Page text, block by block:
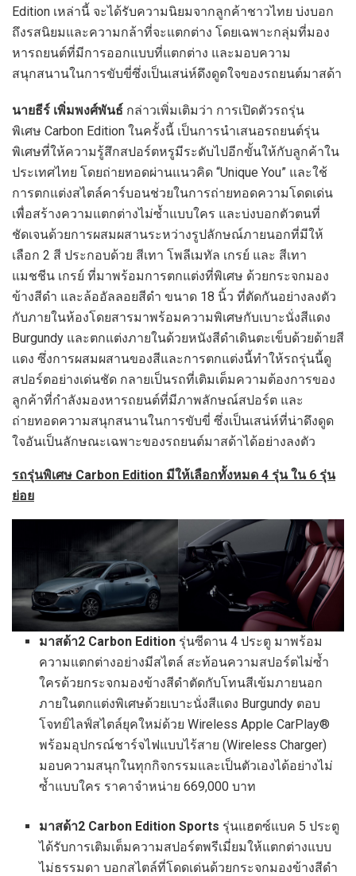
Edition เหล่านี้ จะได้รับความนิยมจากลูกค้าชาวไทย บ่งบอก
ถึงรสนิยมและความกล้าที่จะแตกต่าง โดยเฉพาะกลุ่มที่มอง
หารถยนต์ที่มีการออกแบบที่แตกต่าง และมอบความ
สนุกสนานในการขับขี่ซึ่งเป็นเสน่ห์ดึงดูดใจของรถยนต์มาสด้า
นายธีร์ เพิ่มพงศ์พันธ์ กล่าวเพิ่มเติมว่า การเปิดตัวรถรุ่น
พิเศษ Carbon Edition ในครั้งนี้ เป็นการนำเสนอรถยนต์รุ่น
พิเศษที่ให้ความรู้สึกสปอร์ตหรูมีระดับไปอีกขั้นให้กับลูกค้าใน
ประเทศไทย โดยถ่ายทอดผ่านแนวคิด “Unique You” และใช้
การตกแต่งสไตล์คาร์บอนช่วยในการถ่ายทอดความโดดเด่น
เพื่อสร้างความแตกต่างไม่ซ้ำแบบใคร และบ่งบอกตัวตนที่
ชัดเจนด้วยการผสมผสานระหว่างรูปลักษณ์ภายนอกที่มีให้
เลือก 2 สี ประกอบด้วย สีเทา โพลีเมทัล เกรย์ และ สีเทา
แมชชีน เกรย์ ที่มาพร้อมการตกแต่งที่พิเศษ ด้วยกระจกมอง
ข้างสีดำ และล้ออัลลอยสีดำ ขนาด 18 นิ้ว ที่ตัดกันอย่างลงตัว
กับภายในห้องโดยสารมาพร้อมความพิเศษกับเบาะนั่งสีแดง
Burgundy และตกแต่งภายในด้วยหนังสีดำเดินตะเข็บด้วยด้ายสี
แดง ซึ่งการผสมผสานของสีและการตกแต่งนี้ทำให้รถรุ่นนี้ดู
สปอร์ตอย่างเด่นชัด กลายเป็นรถที่เติมเต็มความต้องการของ
ลูกค้าที่กำลังมองหารถยนต์ที่มีภาพลักษณ์สปอร์ต และ
ถ่ายทอดความสนุกสนานในการขับขี่ ซึ่งเป็นเสน่ห์ที่น่าดึงดูด
ใจอันเป็นลักษณะเฉพาะของรถยนต์มาสด้าได้อย่างลงตัว
รถรุ่นพิเศษ Carbon Edition มีให้เลือกทั้งหมด 4 รุ่น ใน 6 รุ่น
ย่อย
มาสด้า2 Carbon Edition รุ่นซีดาน 4 ประตู มาพร้อม
ความแตกต่างอย่างมีสไตล์ สะท้อนความสปอร์ตไม่ซ้ำ
ใครด้วยกระจกมองข้างสีดำตัดกับโทนสีเข้มภายนอก
ภายในตกแต่งพิเศษด้วยเบาะนั่งสีแดง Burgundy ตอบ
โจทย์ไลฟ์สไตล์ยุคใหม่ด้วย Wireless Apple CarPlay®
พร้อมอุปกรณ์ชาร์จไฟแบบไร้สาย (Wireless Charger)
มอบความสนุกในทุกกิจกรรมและเป็นตัวเองได้อย่างไม่
ซ้ำแบบใคร ราคาจำหน่าย 669,000 บาท
มาสด้า2 Carbon Edition Sports รุ่นแฮตซ์แบค 5 ประตู
ได้รับการเติมเต็มความสปอร์ตพรีเมี่ยมให้แตกต่างแบบ
ไม่ธรรมดา บอกสไตล์ที่โดดเด่นด้วยกระจกมองข้างสีดำ